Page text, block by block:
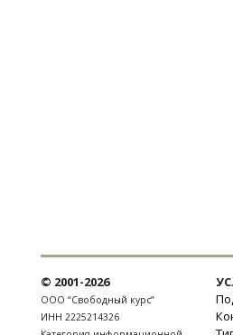
© 2001-2026
ООО “Свободный курс”
ИНН 2225214326